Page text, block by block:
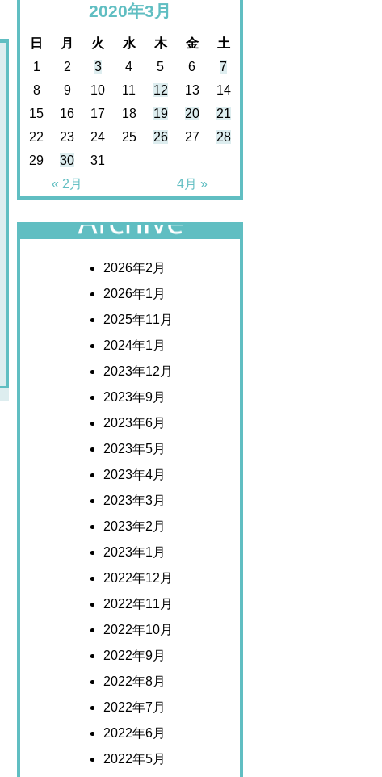
2020年3月
日 月 火 水 木 金 土
« 2月 4月 »
1 2 3 4 5 6
7
8
9 10 11 12 13
14
15
16 17 18 19 20
21
22
23 24 25 26 27
28
29
30 31
2026年2月
2026年1月
2025年11月
2024年1月
2023年12月
2023年9月
2023年6月
2023年5月
2023年4月
2023年3月
2023年2月
2023年1月
2022年12月
2022年11月
2022年10月
2022年9月
2022年8月
2022年7月
2022年6月
2022年5月